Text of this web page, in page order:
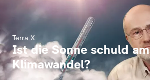
Terra X
Ist die Sonne schuld am
Klimawandel?